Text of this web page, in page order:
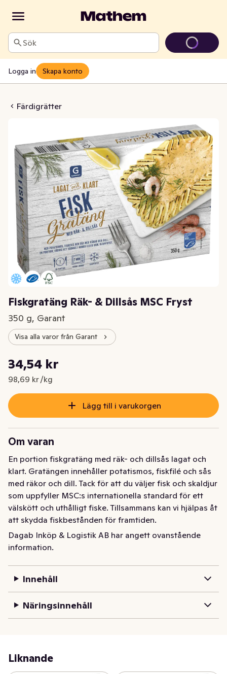
Sök
Logga in Skapa konto
Färdigrätter
& Dillsås MSC Fryst
Fiskgratäng Räk- & Dillsås MSC Fryst
350 g, Garant
Visa alla varor från Garant
Nuvarande pris är: 34,54 kr
34,54 kr
98,69 kr /kg
Styckpris: 98,69 kr /kg
Lägg till i varukorgen
Om varan
En portion fiskgratäng med räk- och dillsås lagat och
klart. Gratängen innehåller potatismos, fiskfilé och sås
med räkor och dill. Tack för att du väljer fisk och skaldjur
som uppfyller MSC:s internationella standard för ett
välskött och uthålligt fiske. Tillsammans kan vi hjälpas åt
att skydda fiskbestånden för framtiden.
Djupfryst fiskgratäng med potatismos, fiskfilé och sås
med räkor och dill. En portion. Färdig att värmas i mikro
Dagab Inköp & Logistik AB har angett ovanstående
information.
Innehåll
Näringsinnehåll
Liknande